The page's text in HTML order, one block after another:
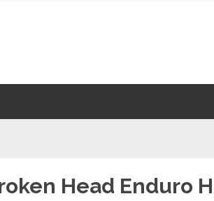
Head Enduro